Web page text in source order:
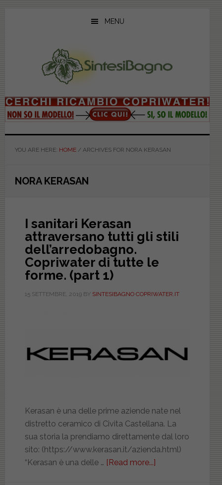
MENU
YOU ARE HERE: HOME /ARCHIVES FOR NORA KERASAN
NORA KERASAN
I sanitari Kerasan
attraversano tutti gli stili
dell’arredobagno.
Copriwater di tutte le
forme. (part 1)
15 SETTEMBRE, 2019BY SINTESIBAGNO COPRIWATER.IT
Kerasan è una delle prime aziende nate nel
distretto ceramico di Civita Castellana. La
sua storia la prendiamo direttamente dal loro
sito: (https://www.kerasan.it/azienda.html)
“Kerasan è una delle … [Read more...]